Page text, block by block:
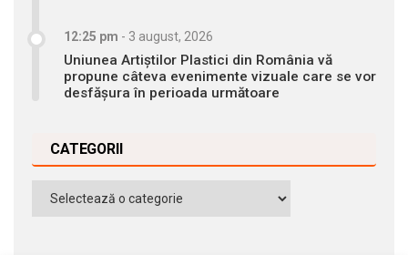
12:25 pm - 3 august, 2026
Uniunea Artiștilor Plastici din România vă
propune câteva evenimente vizuale care se vor
desfășura în perioada următoare
CATEGORII
Categorii